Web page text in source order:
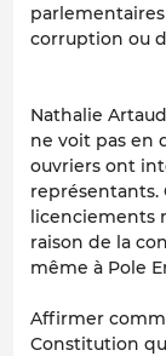
corruption ou
Nathalie
ne voit pas en
ouvriers ont
représentants.
licenciements
raison de la
même à Pole
Affirmer
Constitution